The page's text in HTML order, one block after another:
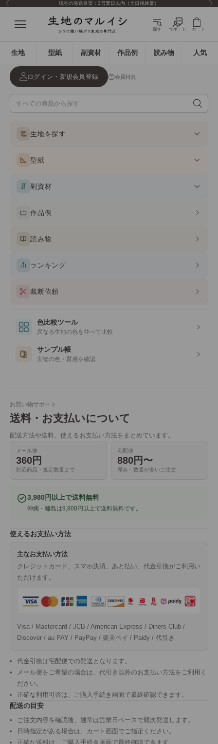
コンテンツへスキップ
前へ 現在の発送目安：3営業日以内（土日祝休業） 次
生地のマルイシ
メニュー
カート
探す サポート
生地 型紙 副資材 作品例 読み物 人気
ログイン・新規会員登録 会員特典
生地を探す
型紙
副資材
作品例
読み物
ランキング
裁断依頼
色比較ツール
異なる生地の色を並べて比較
サンプル帳
実物の色・質感を確認
お買い物サポート
送料・お支払いについて
配送方法や送料、使えるお支払い方法をまとめています。
メール便
360円
対応商品・規定数量まで
宅配便
880円〜
厚み・数量が多いご注文
3,980円以上で送料無料
沖縄・離島は9,800円以上で送料無料です。
使えるお支払い方法
主なお支払い方法
クレジットカード、スマホ決済、あと払い、代金引換がご利用い
ただけます。
Visa / Mastercard / JCB / American Express / Diners Club /
Discover / au PAY / PayPay / 楽天ペイ / Paidy / 代引き
代金引換は宅配便での発送となります。
メール便をご希望の場合は、代引き以外のお支払い方法をご利用く
ださい。
正確な利用可否は、ご購入手続き画面で最終確認できます。
配送の目安
ご注文内容を確認後、通常は営業日ベースで順次発送します。
日時指定がある場合は、カート画面でご指定ください。
正確な送料は、ご購入手続き画面で最終確認できます。